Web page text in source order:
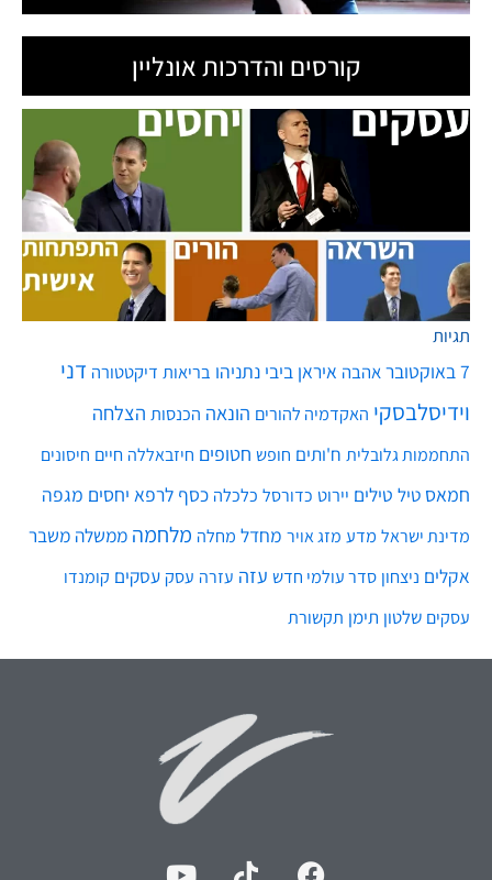
קורסים והדרכות אונליין
תגיות
7 באוקטובר אהבה איראן ביבי נתניהו בריאות דיקטטורה דני
וידיסלבסקי האקדמיה להורים הונאה הכנסות הצלחה
התחממות גלובלית ח'ותים חופש חטופים חיזבאללה חיים חיסונים
חמאס טיל טילים יירוט כדורסל כלכלה כסף לרפא יחסים מגפה
מדינת ישראל מדע מזג אויר מחדל מחלה מלחמה ממשלה משבר
אקלים ניצחון סדר עולמי חדש עזה עזרה עסק עסקים קומנדו
עסקים שלטון תימן תקשורת